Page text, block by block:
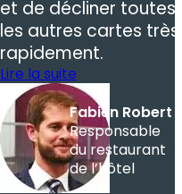
et de décliner toutes
les autres cartes très
rapidement.
Lire la suite
Fabien Robert
Responsable
du restaurant
de l’hôtel